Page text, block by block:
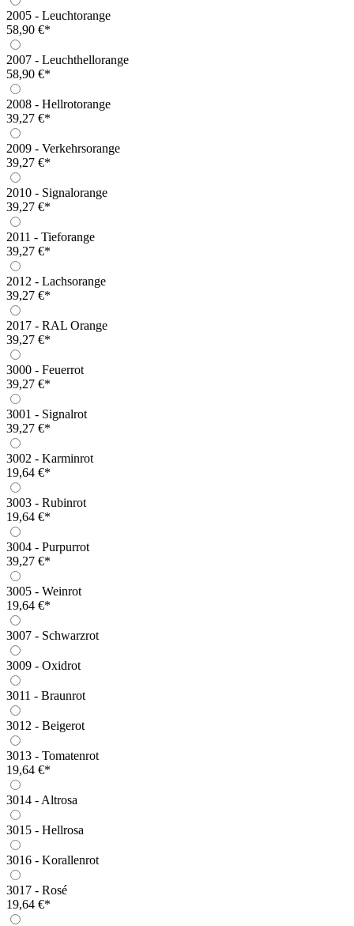
2005 - Leuchtorange
58,90 €*
2007 - Leuchthellorange
58,90 €*
2008 - Hellrotorange
39,27 €*
2009 - Verkehrsorange
39,27 €*
2010 - Signalorange
39,27 €*
2011 - Tieforange
39,27 €*
2012 - Lachsorange
39,27 €*
2017 - RAL Orange
39,27 €*
3000 - Feuerrot
39,27 €*
3001 - Signalrot
39,27 €*
3002 - Karminrot
19,64 €*
3003 - Rubinrot
19,64 €*
3004 - Purpurrot
39,27 €*
3005 - Weinrot
19,64 €*
3007 - Schwarzrot
3009 - Oxidrot
3011 - Braunrot
3012 - Beigerot
3013 - Tomatenrot
19,64 €*
3014 - Altrosa
3015 - Hellrosa
3016 - Korallenrot
3017 - Rosé
19,64 €*